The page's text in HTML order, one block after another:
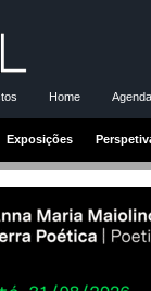
Home
Exposições